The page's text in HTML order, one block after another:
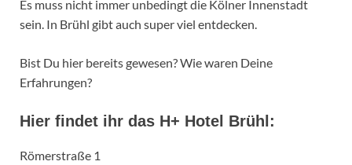
Es muss nicht immer unbedingt die Kölner Innenstadt
sein. In Brühl gibt auch super viel entdecken.
Bist Du hier bereits gewesen? Wie waren Deine
Erfahrungen?
Hier findet ihr das H+ Hotel Brühl:
Römerstraße 1